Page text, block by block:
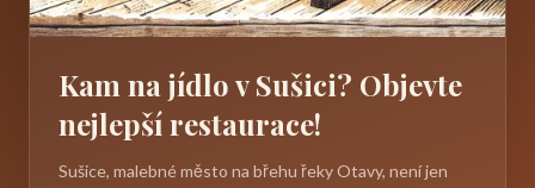
Kam na jídlo v Sušici? Objevte
nejlepší restaurace!
Sušice, malebné město na břehu řeky Otavy, není jen